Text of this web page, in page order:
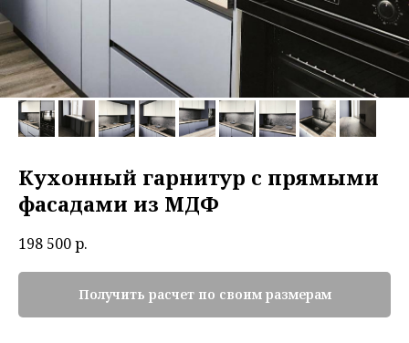
Кухонный гарнитур с прямыми
фасадами из МДФ
198 500р.
Получить расчет по своим размерам